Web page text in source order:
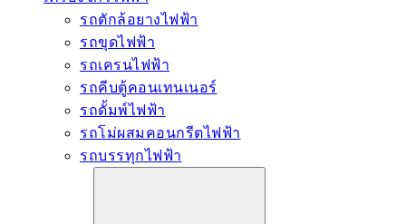
รถตักล้อยางไฟฟ้า
รถขุดไฟฟ้า
รถเครนไฟฟ้า
รถคีบตู้คอนเทนเนอร์
รถดั้มพ์ไฟฟ้า
รถโม่ผสมคอนกรีตไฟฟ้า
รถบรรทุกไฟฟ้า